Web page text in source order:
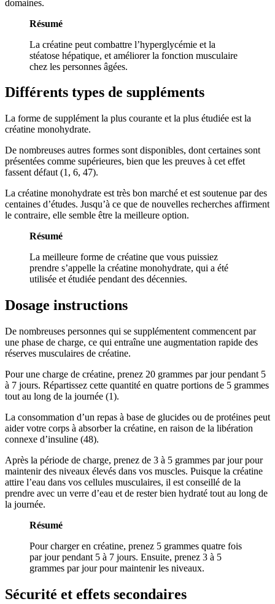
domaines.
Résumé
La créatine peut combattre l’hyperglycémie et la
stéatose hépatique, et améliorer la fonction musculaire
chez les personnes âgées.
Différents types de suppléments
La forme de supplément la plus courante et la plus étudiée est la
créatine monohydrate.
De nombreuses autres formes sont disponibles, dont certaines sont
présentées comme supérieures, bien que les preuves à cet effet
fassent défaut (1, 6, 47).
La créatine monohydrate est très bon marché et est soutenue par des
centaines d’études. Jusqu’à ce que de nouvelles recherches affirment
le contraire, elle semble être la meilleure option.
Résumé
La meilleure forme de créatine que vous puissiez
prendre s’appelle la créatine monohydrate, qui a été
utilisée et étudiée pendant des décennies.
Dosage instructions
De nombreuses personnes qui se supplémentent commencent par
une phase de charge, ce qui entraîne une augmentation rapide des
réserves musculaires de créatine.
Pour une charge de créatine, prenez 20 grammes par jour pendant 5
à 7 jours. Répartissez cette quantité en quatre portions de 5 grammes
tout au long de la journée (1).
La consommation d’un repas à base de glucides ou de protéines peut
aider votre corps à absorber la créatine, en raison de la libération
connexe d’insuline (48).
Après la période de charge, prenez de 3 à 5 grammes par jour pour
maintenir des niveaux élevés dans vos muscles. Puisque la créatine
attire l’eau dans vos cellules musculaires, il est conseillé de la
prendre avec un verre d’eau et de rester bien hydraté tout au long de
la journée.
Résumé
Pour charger en créatine, prenez 5 grammes quatre fois
par jour pendant 5 à 7 jours. Ensuite, prenez 3 à 5
grammes par jour pour maintenir les niveaux.
Sécurité et effets secondaires